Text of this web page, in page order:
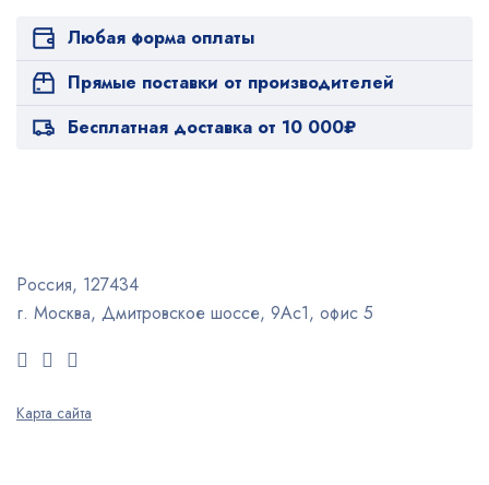
Любая форма оплаты
Прямые поставки от производителей
Бесплатная доставка от 10 000₽
Россия, 127434
г. Москва, Дмитровское шоссе, 9Ас1, офис 5
Карта сайта